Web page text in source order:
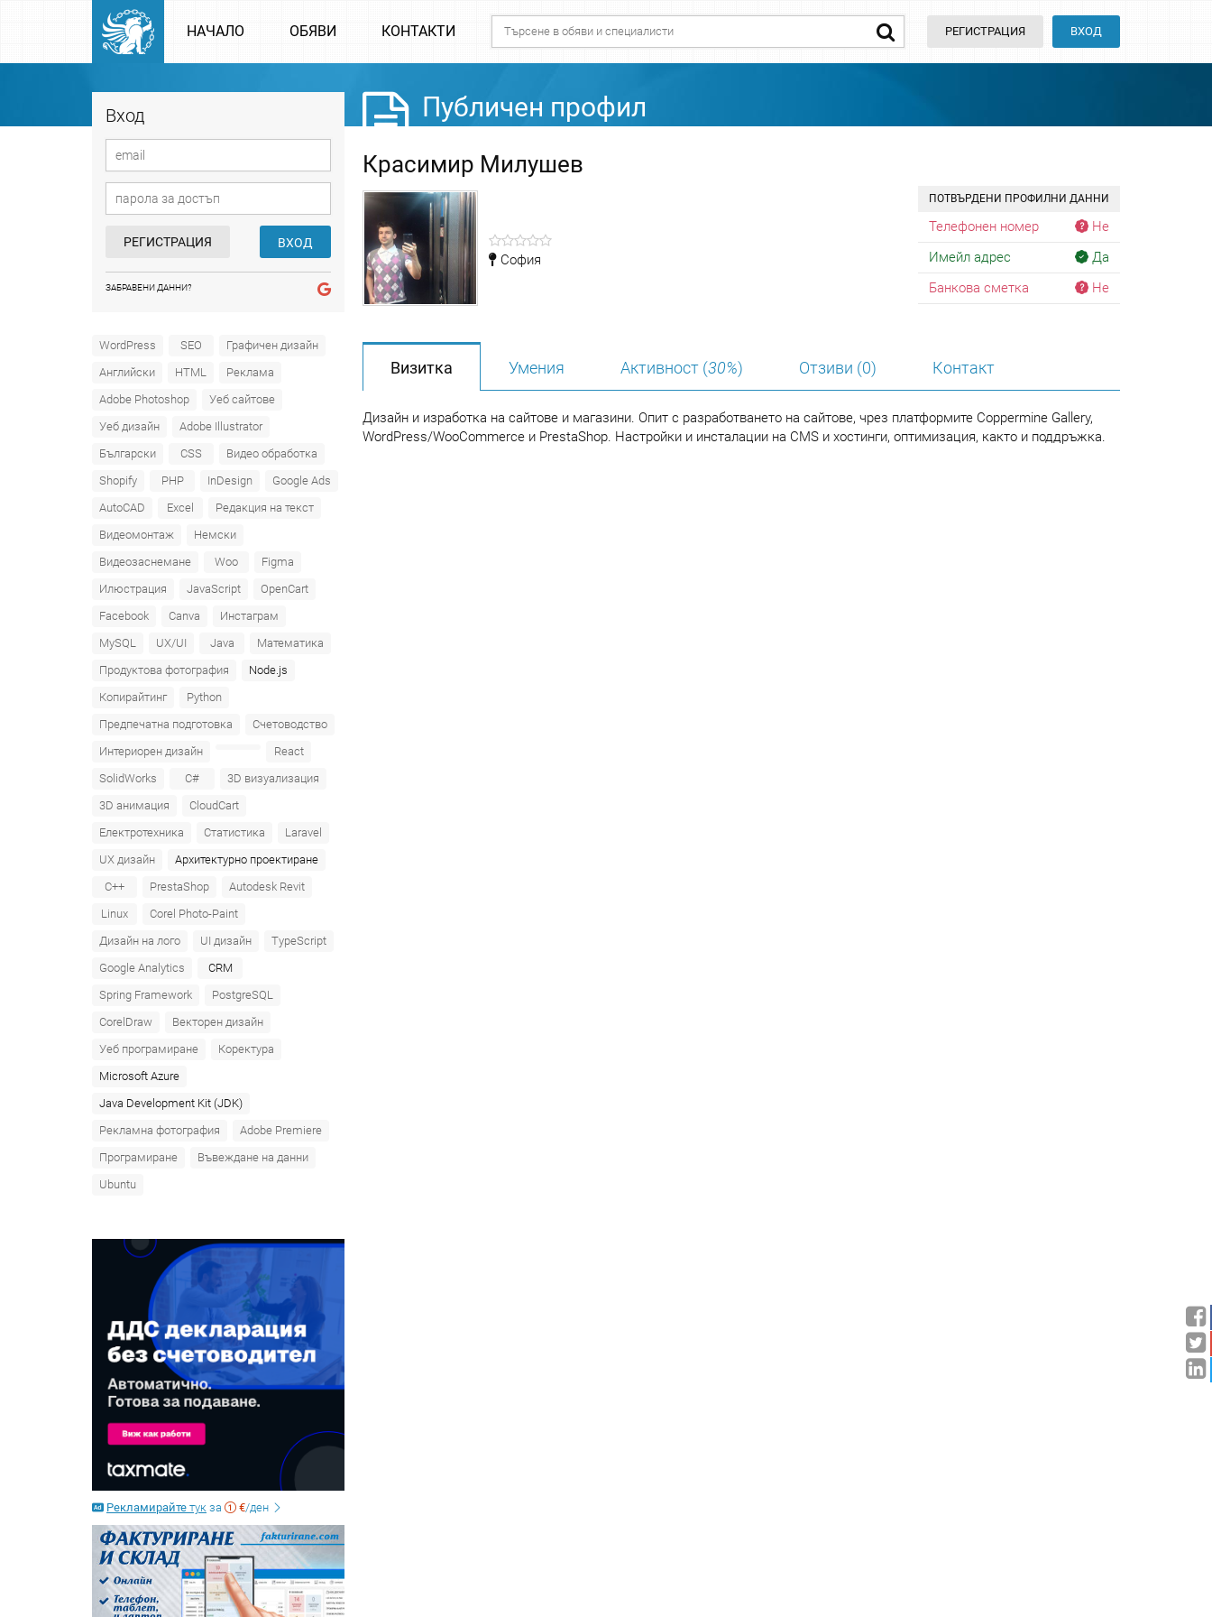
НАЧАЛО ОБЯВИ КОНТАКТИ РЕГИСТРАЦИЯ ВХОД
Вход
РЕГИСТРАЦИЯ ВХОД
ЗАБРАВЕНИ ДАННИ?
WordPress SEO
Графичен дизайн
Английски
HTML
Реклама
Adobe Photoshop
Уеб сайтове
Уеб дизайн
Adobe Illustrator
Български
CSS
Видео обработка
Shopify
PHP InDesign
Google Ads
AutoCAD
Excel
Редакция на текст
Видеомонтаж
Немски
Видеозаснемане
Woo
Figma
Илюстрация
JavaScript
OpenCart
Facebook
Canva
Инстаграм
MySQL
UX/UI Java
Математика
Продуктова фотография
Node.js
Копирайтинг
Python
Предпечатна подготовка
Счетоводство
Интериорен дизайн
React
SolidWorks
C#
3D визуализация
3D анимация
CloudCart
Електротехника
Статистика
Laravel
UX дизайн
Архитектурно проектиране
C++
PrestaShop
Autodesk Revit
Linux
Corel Photo-Paint
Дизайн на лого
UI дизайн
TypeScript
Google Analytics
CRM
Spring Framework
PostgreSQL
CorelDraw
Векторен дизайн
Уеб програмиране
Коректура
Microsoft Azure‎
Java Development Kit (JDK)
Рекламна фотография
Adobe Premiere
Програмиране
Въвеждане на данни
Ubuntu
Рекламирайте тук за €/ден
Публичен профил
Красимир Милушев
София
ПОТВЪРДЕНИ ПРОФИЛНИ ДАННИ
Телефонен номер
Не
Имейл адрес
Да
Банкова сметка
Не
Визитка Умения Активност (30%) Отзиви (0) Контакт
Дизайн и изработка на сайтове и магазини. Опит с разработването на сайтове, чрез платформите Coppermine Gallery,
WordPress/WooCommerce и PrestaShop. Настройки и инсталации на CMS и хостинги, оптимизация, както и поддръжка.